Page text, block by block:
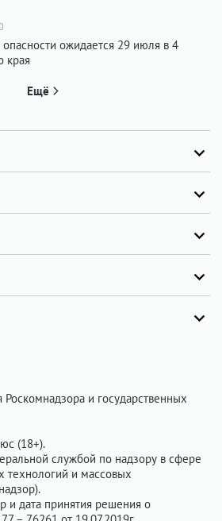
ожидается 29 июля в 4
края
Ещё
и государственных
(18+).
службой по надзору в сфере
технологий и массовых
и дата принятия решения о